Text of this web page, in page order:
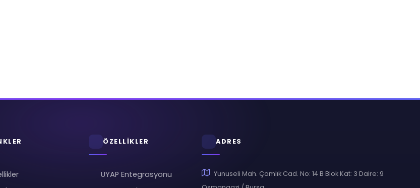
ÖZELLİKLER
UYAP Entegrasyonu
ADRES
Yunuseli Mah. Çamlık Cad. No: 14 B Blok Kat: 3 Daire: 9